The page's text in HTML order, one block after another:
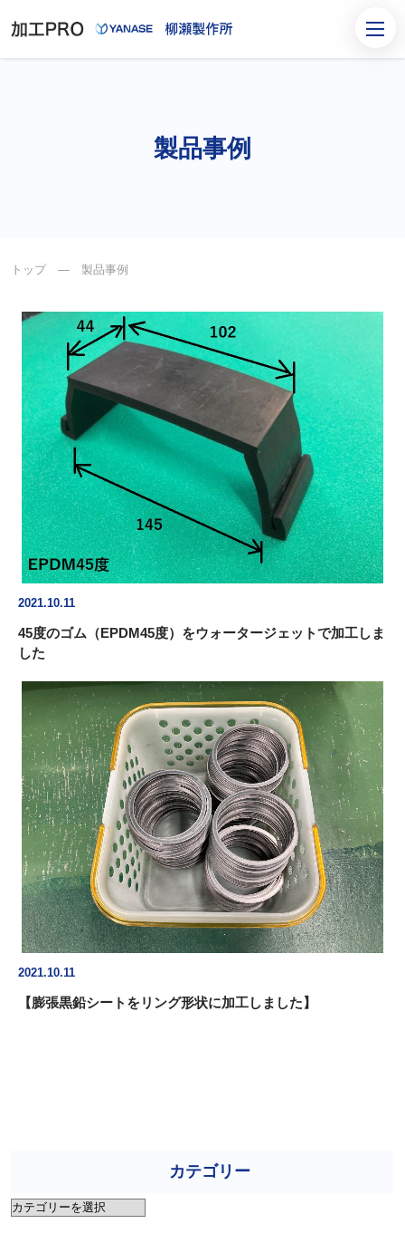
製品事例
トップ― 製品事例
2021.10.11
45度のゴム（EPDM45度）をウォータージェットで加工しま
した
2021.10.11
【膨張黒鉛シートをリング形状に加工しました】
カテゴリー
カ